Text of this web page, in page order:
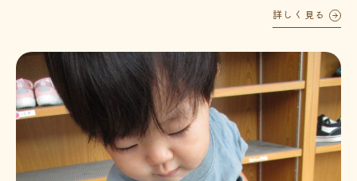
詳しく見る